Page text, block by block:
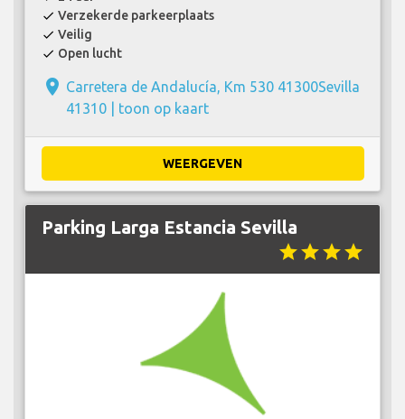
check Verzekerde parkeerplaats
check Veilig
check Open lucht
place Carretera de Andalucía, Km 530 41300Sevilla
41310 | toon op kaart
WEERGEVEN
Parking Larga Estancia Sevilla
starstarstarstar